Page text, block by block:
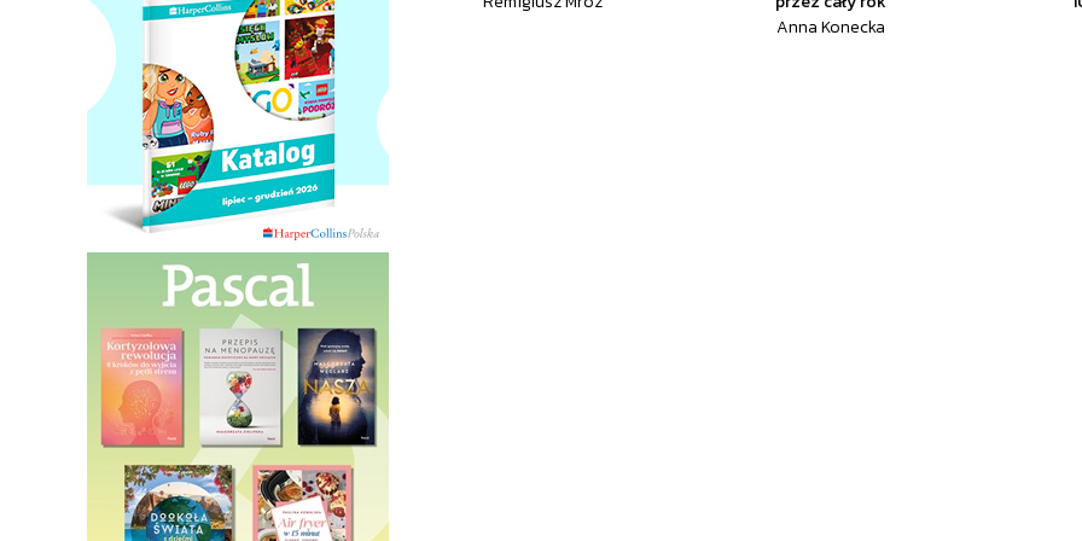
Anna Konecka